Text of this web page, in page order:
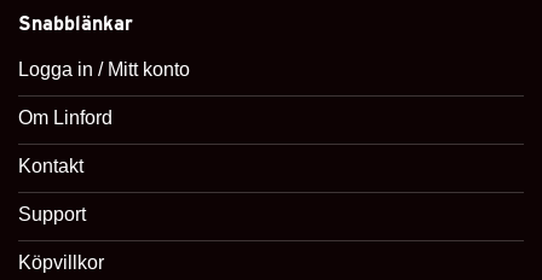
Snabblänkar
Logga in / Mitt konto
Om Linford
Kontakt
Support
Köpvillkor